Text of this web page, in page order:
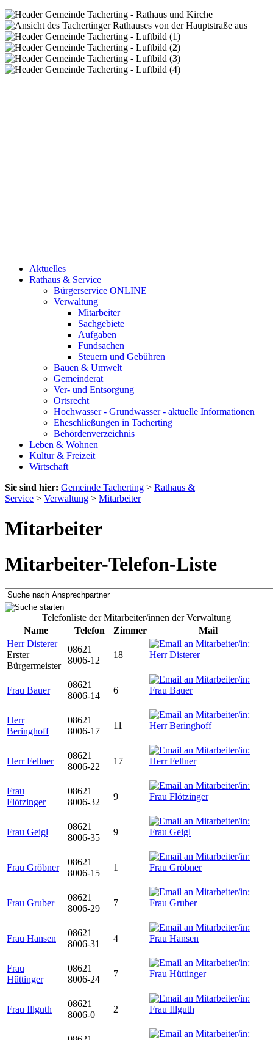
Aktuelles
Rathaus & Service
Bürgerservice ONLINE
Verwaltung
Mitarbeiter
Sachgebiete
Aufgaben
Fundsachen
Steuern und Gebühren
Bauen & Umwelt
Gemeinderat
Ver- und Entsorgung
Ortsrecht
Hochwasser - Grundwasser - aktuelle Informationen
Eheschließungen in Tacherting
Behördenverzeichnis
Leben & Wohnen
Kultur & Freizeit
Wirtschaft
Sie sind hier: Gemeinde Tacherting > Rathaus &
Service > Verwaltung > Mitarbeiter
Mitarbeiter
Mitarbeiter-Telefon-Liste
Telefonliste der Mitarbeiter/innen der Verwaltung
Name
Telefon Zimmer
Mail
Herr Disterer
Erster
Bürgermeister
08621
8006-12
18
Frau Bauer
08621
8006-14
6
Herr
Beringhoff
08621
8006-17
11
Herr Fellner
08621
8006-22
17
Frau
Flötzinger
08621
8006-32
9
Frau Geigl
08621
8006-35
9
Frau Gröbner
08621
8006-15
1
Frau Gruber
08621
8006-29
7
Frau Hansen
08621
8006-31
4
Frau
Hüttinger
08621
8006-24
7
Frau Illguth
08621
8006-0
2